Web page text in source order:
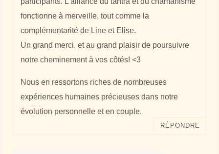
fonctionne à merveille, tout comme la
complémentarité de Line et Elise.
Un grand merci, et au grand plaisir de poursuivre
notre cheminement à vos côtés! <3
Nous en ressortons riches de nombreuses
expériences humaines précieuses dans notre
évolution personnelle et en couple.
RÉPONDRE